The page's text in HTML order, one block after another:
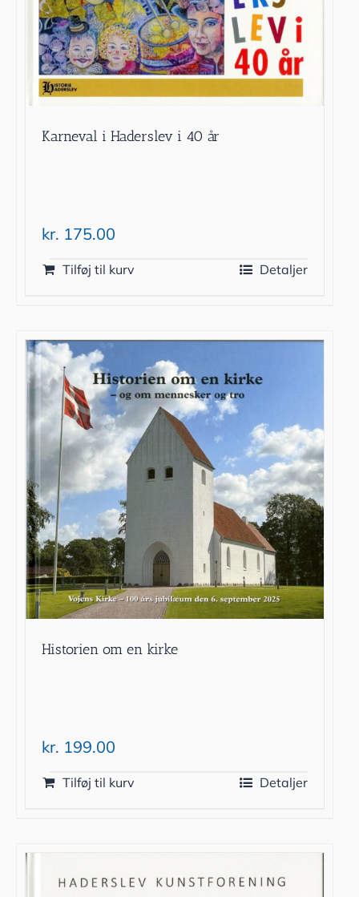
Karneval i Haderslev i 40 år
kr. 175.00
Tilføj til kurv Detaljer
Historien om en kirke
kr. 199.00
Tilføj til kurv Detaljer